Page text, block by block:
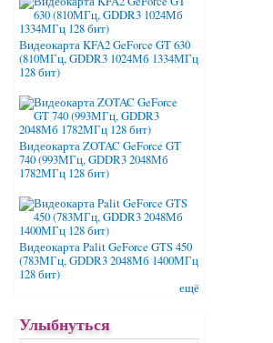
Видеокарта KFA2 GeForce GT 630
(810МГц, GDDR3 1024Мб 1334МГц
128 бит)
Видеокарта ZOTAC GeForce GT
740 (993МГц, GDDR3 2048Мб
1782МГц 128 бит)
Видеокарта Palit GeForce GTS 450
(783МГц, GDDR3 2048Мб 1400МГц
128 бит)
ещё
Улыбнуться